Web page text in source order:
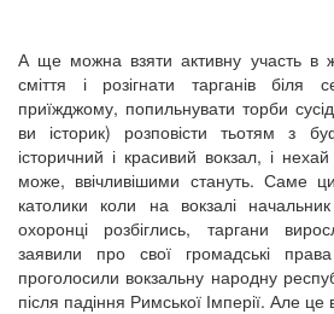
А ще можна взяти активну участь в
сміття і розігнати тарганів біля
приїжджому, попильнувати торби
ви історик) розповісти тьотям з
історичний і красивий вокзал, і
може, ввічливішими стануть. Саме
католики коли на вокзалі
охоронці розбіглись, таргани
заявили про свої громадські
проголосили вокзальну народну
після падіння Римської Імперії. Але